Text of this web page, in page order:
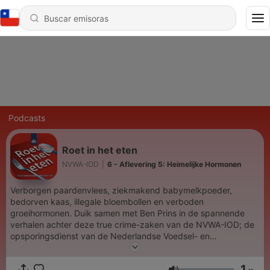
Podcasts
Roet in het eten
NVWA-IOD 6 - Aflevering 5: Heimelijke Hormonen
Verborgen paardenvlees, ziekmakend babymelkpoeder,
bedorven kaas, illegale bloembollen en verboden
groeihormonen. Duik samen met Ben Prins in de spannende
verhalen achter deze true crime-zaken van de NVWA-IOD; de
opsporingsdienst van de Nederlandse Voedsel- en
Warenautoriteit. De rechercheurs van de NVWA-IOD krijgen